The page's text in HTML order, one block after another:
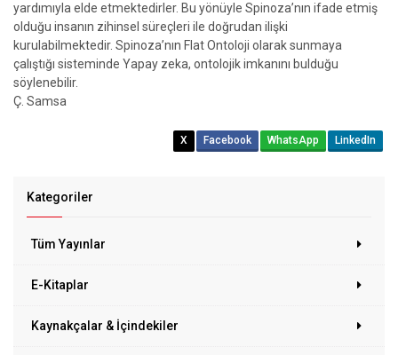
Kategoriler
Tüm Yayınlar
E-Kitaplar
Kaynakçalar & İçindekiler
yardımıyla elde etmektedirler. Bu yönüyle Spinoza’nın ifade etmiş
olduğu insanın zihinsel süreçleri ile doğrudan ilişki
kurulabilmektedir. Spinoza’nın Flat Ontoloji olarak sunmaya
çalıştığı sisteminde Yapay zeka, ontolojik imkanını bulduğu
söylenebilir.
Ç. Samsa
X Facebook WhatsApp LinkedIn